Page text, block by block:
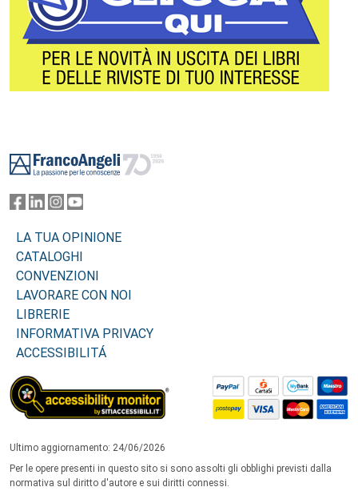
LA TUA OPINIONE
CATALOGHI
CONVENZIONI
LAVORARE CON NOI
LIBRERIE
INFORMATIVA PRIVACY
ACCESSIBILITÁ
Ultimo aggiornamento: 24/06/2026
Per le opere presenti in questo sito si sono assolti gli obblighi previsti dalla
normativa sul diritto d'autore e sui diritti connessi.